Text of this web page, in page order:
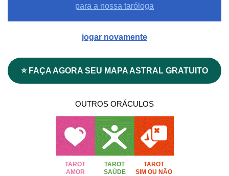
para a nossa taróloga
jogar novamente
⭐ FAÇA AGORA SEU MAPA ASTRAL GRATUITO
OUTROS ORÁCULOS
TAROT
AMOR
TAROT
SAÚDE
TAROT
SIM OU NÃO